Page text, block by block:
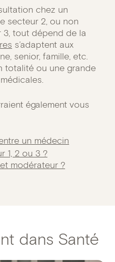
chez un
secteur 2, ou non
tout dépend de la
s’adaptent aux
senior, famille, etc.
totalité ou une grande
également vous
un médecin
1, 2 ou 3 ?
modérateur ?
dans Santé